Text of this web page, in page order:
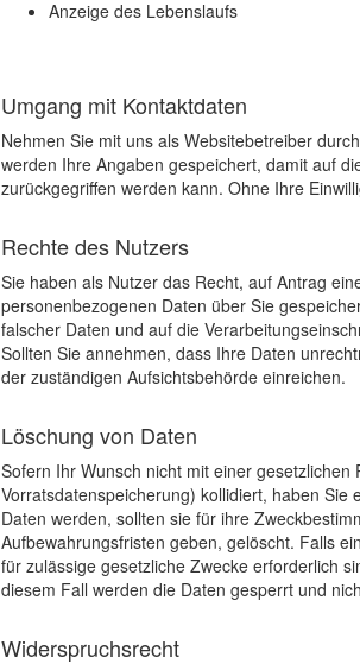
Anzeige des Lebenslaufs
Umgang mit Kontaktdaten
Nehmen Sie mit uns als Websitebetreiber
werden Ihre Angaben gespeichert, damit auf
zurückgegriffen werden kann. Ohne Ihre
Rechte des Nutzers
Sie haben als Nutzer das Recht, auf Antrag
personenbezogenen Daten über Sie
falscher Daten und auf die
Sollten Sie annehmen, dass Ihre Daten
der zuständigen Aufsichtsbehörde einreichen.
Löschung von Daten
Sofern Ihr Wunsch nicht mit einer
Vorratsdatenspeicherung) kollidiert, haben
Daten werden, sollten sie für ihre
Aufbewahrungsfristen geben, gelöscht. Falls
für zulässige gesetzliche Zwecke erforderlich
diesem Fall werden die Daten gesperrt und
Widerspruchsrecht